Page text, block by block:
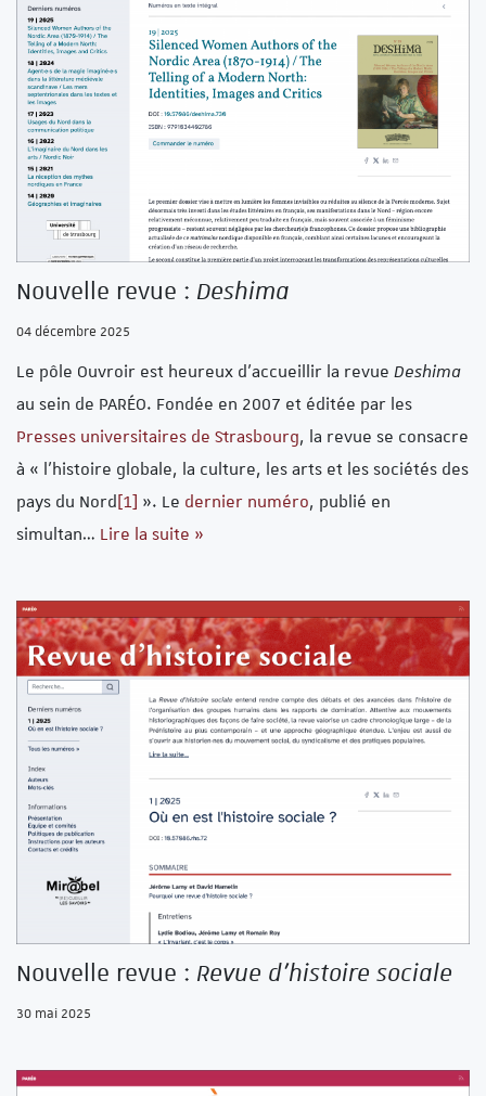
Nouvelle revue : Deshima
04 décembre 2025
Le pôle Ouvroir est heureux d’accueillir la revue Deshima
au sein de PARÉO. Fondée en 2007 et éditée par les
Presses universitaires de Strasbourg, la revue se consacre
à « l’histoire globale, la culture, les arts et les sociétés des
pays du Nord[1] ». Le dernier numéro, publié en
simultan… Lire la suite »
Nouvelle revue : Revue d’histoire sociale
30 mai 2025